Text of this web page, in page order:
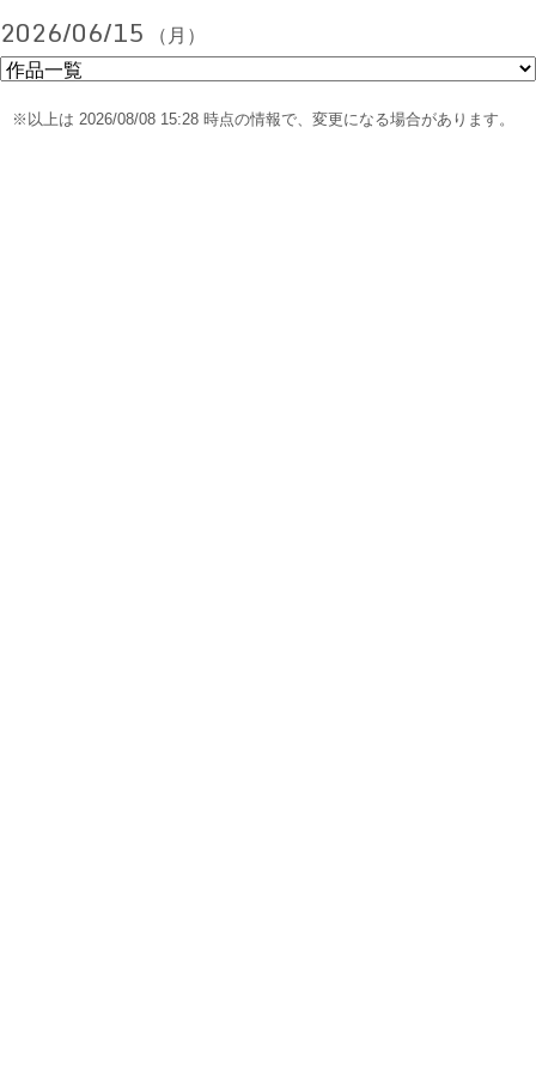
2026/06/15 （月）
※以上は 2026/08/08 15:28 時点の情報で、変更になる場合があります。